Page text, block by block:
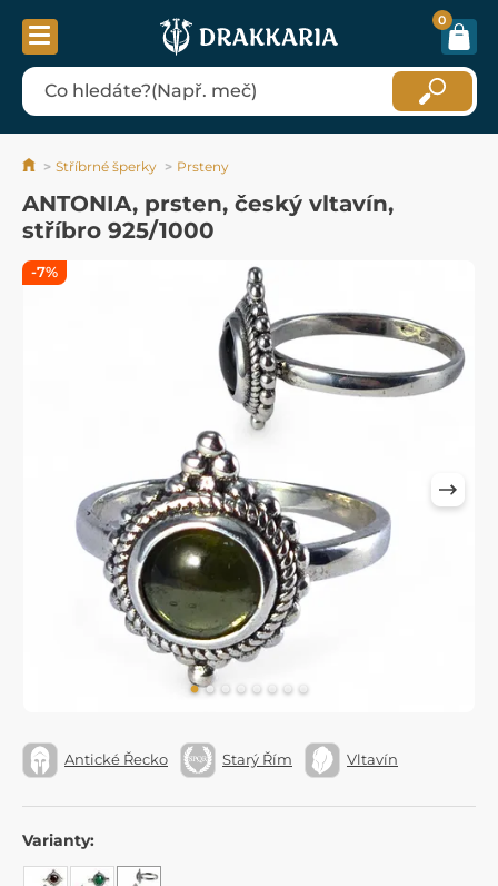
0
Stříbrné šperky Prsteny
ANTONIA, prsten, český vltavín,
stříbro 925/1000
Antické Řecko Starý Řím Vltavín
Varianty:
-7%